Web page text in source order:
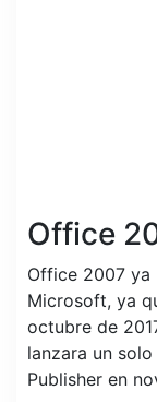
Office
Office 2007 ya
Microsoft, ya
octubre de
lanzara un
Publisher en